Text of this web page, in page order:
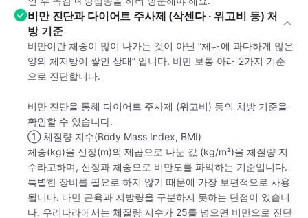
비만 진단과 다이어트 주사제 (삭센다 · 위고비 등) 처
방 기준
비만이란 체중이 많이 나가는 것이 아닌 “체내에 과다하게 많은
양의 체지방이 쌓인 상태” 입니다. 비만 보통 아래 2가지 기준
으로 진단합니다.
비만 진단을 통해 다이어트 주사제 (위고비) 등의 처방 기준을
확인할 수 있습니다.
① 체질량 지수(Body Mass Index, BMI)
체중(kg)을 신장(m)의 제곱으로 나눈 값 (kg/m²)을 체질량 지
수라고하며, 신장과 체중으로 비만도를 파악하는 기준입니다.
특별한 장비를 필요로 하지 않기 때문에 가장 보편적으로 사용
됩니다. 다만 근육과 지방량을 구분하지 못하는 단점이 있습니
다. 우리나라에서는 체질량 지수가 25를 넘으면 비만으로 진단